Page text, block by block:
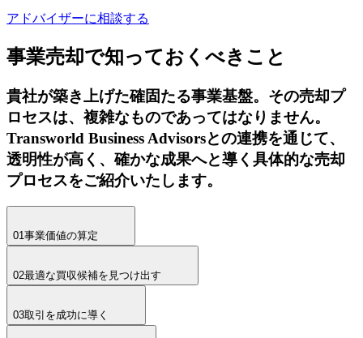
アドバイザーに相談する
事業売却で知っておくべきこと
貴社が築き上げた確固たる事業基盤。その売却プ
ロセスは、複雑なものであってはなりません。
Transworld Business Advisorsとの連携を通じて、
透明性が高く、確かな成果へと導く具体的な売却
プロセスをご紹介いたします。
01事業価値の算定
02最適な買収候補を見つけ出す
03取引を成功に導く